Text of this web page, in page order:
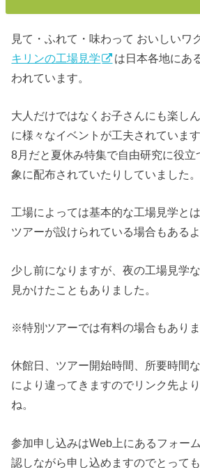
見て・ふれて・味わって おいしいワ
キリンの工場見学
は日本各地にあ
われています。
大人だけではなくお子さんにも楽し
に様々なイベントが工夫されています
8月だと夏休み特集で自由研究に役
象に配布されていたりしていました。
工場によっては基本的な工場見学と
ツアーが設けられている場合もあるよ
少し前になりますが、夜の工場見学
見かけたこともありました。
※特別ツアーでは有料の場合もありま
休館日、ツアー開始時間、所要時間
により違ってきますのでリンク先よ
ね。
参加申し込みはWeb上にあるフォー
認しながら申し込めますのでとっても